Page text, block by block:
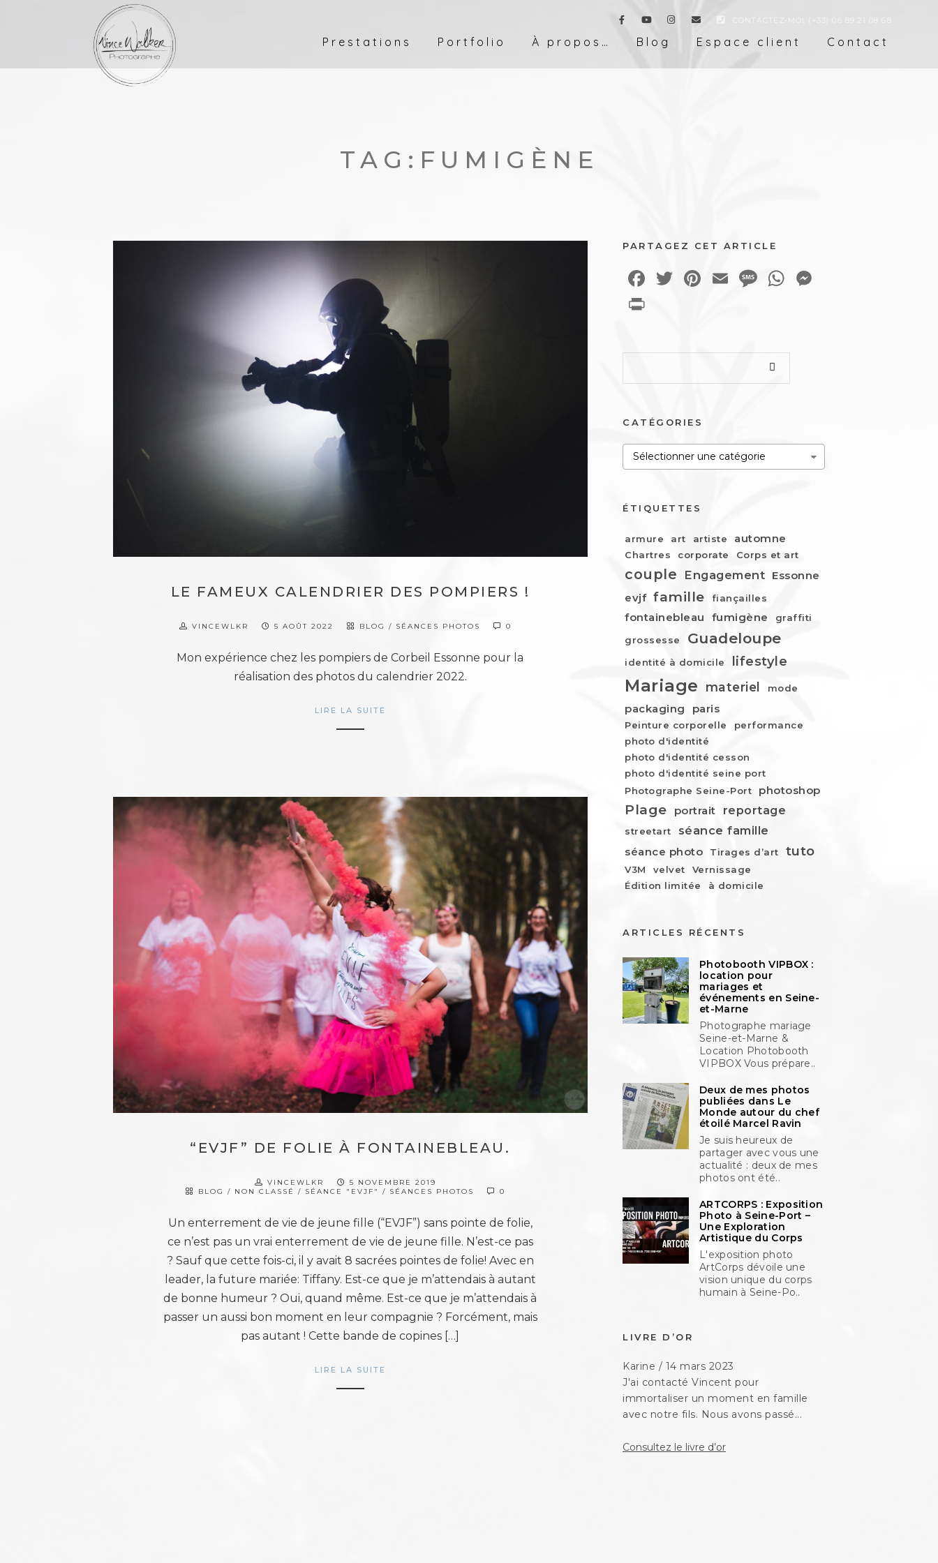
Prestations Portfolio À propos… Blog Espace client Contact
TAG: FUMIGÈNE
LE FAMEUX CALENDRIER DES POMPIERS !
VINCEWLKR 5 AOÛT 2022 BLOG / SÉANCES PHOTOS 0
Mon expérience chez les pompiers de Corbeil Essonne pour la
réalisation des photos du calendrier 2022.
LIRE LA SUITE
“EVJF” DE FOLIE À FONTAINEBLEAU.
VINCEWLKR
5 NOVEMBRE 2019
BLOG
/ NON CLASSÉ / SÉANCE "EVJF" / SÉANCES PHOTOS 0
Un enterrement de vie de jeune fille (“EVJF”) sans pointe de folie,
ce n’est pas un vrai enterrement de vie de jeune fille. N’est-ce pas
? Sauf que cette fois-ci, il y avait 8 sacrées pointes de folie! Avec en
leader, la future mariée: Tiffany. Est-ce que je m’attendais à autant
de bonne humeur ? Oui, quand même. Est-ce que je m’attendais à
passer un aussi bon moment en leur compagnie ? Forcément, mais
pas autant ! Cette bande de copines […]
LIRE LA SUITE
PARTAGEZ CET ARTICLE
Facebook
Twitter
Pinterest
EmailMessage
WhatsApp
CATÉGORIES
Catégories
ÉTIQUETTES
armure art artiste automne
Chartres corporate Corps et art
couple Engagement Essonne
evjf famille fiançailles
fontainebleau fumigène
graffiti
grossesse
Guadeloupe
identité à domicile lifestyle
Mariage materiel mode
packaging paris
Peinture corporelle
performance
photo d'identité
photo d'identité cesson
photo d'identité seine port
Photographe Seine-Port
photoshop
Plage portrait reportage
streetart séance famille
séance photo Tirages d’art tuto
V3M velvet
Vernissage
Édition limitée
à domicile
ARTICLES RÉCENTS
Photobooth VIPBOX :
location pour
mariages et
événements en Seine-
et-Marne
Photographe mariage
Seine-et-Marne &
Location Photobooth
VIPBOX Vous prépare..
Deux de mes photos
publiées dans Le
Monde autour du chef
étoilé Marcel Ravin
Je suis heureux de
partager avec vous une
actualité : deux de mes
photos ont été..
ARTCORPS : Exposition
Photo à Seine-Port –
Une Exploration
Artistique du Corps
L'exposition photo
ArtCorps dévoile une
vision unique du corps
humain à Seine-Po..
LIVRE D’OR
Karine / 14 mars 2023
J'ai contacté Vincent pour
immortaliser un moment en famille
avec notre fils. Nous avons passé...
Guy/5 avril 2022
Un grand merci à Vincent pour la
qualité de son reportage sa